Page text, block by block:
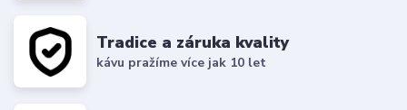
Tradice a záruka kvality
kávu pražíme více jak 10 let